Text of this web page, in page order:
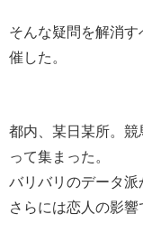
そんな疑問を解消
催した。
都内、某日某所。
って集まった。
バリバリのデータ派
さらには恋人の影